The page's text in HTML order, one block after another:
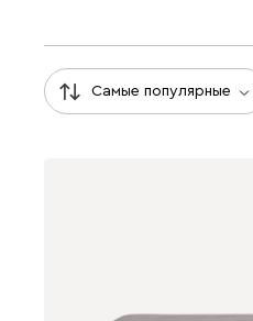
Самые популярные